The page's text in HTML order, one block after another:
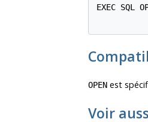
EXEC SQL
OPEN est
Voir